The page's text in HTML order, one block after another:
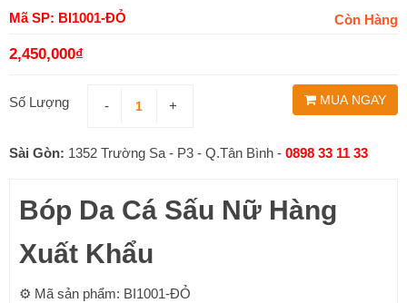
Mã SP: BI1001-ĐỎ Còn Hàng
2,450,000₫
Số Lượng - + MUA NGAY
Sài Gòn: 1352 Trường Sa - P3 - Q.Tân Bình - 0898 33 11 33
Bóp Da Cá Sấu Nữ Hàng
Xuất Khẩu
⚙ Mã sản phẩm: BI1001-ĐỎ